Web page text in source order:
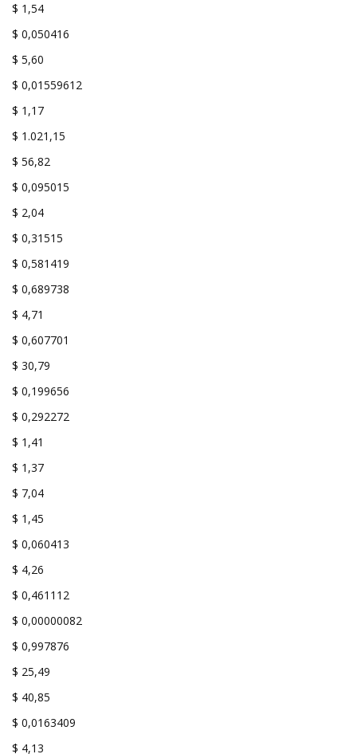
$ 1,54
$ 0,050416
$ 5,60
$ 0,01559612
$ 1,17
$ 1.021,15
$ 56,82
$ 0,095015
$ 2,04
$ 0,31515
$ 0,581419
$ 0,689738
$ 4,71
$ 0,607701
$ 30,79
$ 0,199656
$ 0,292272
$ 1,41
$ 1,37
$ 7,04
$ 1,45
$ 0,060413
$ 4,26
$ 0,461112
$ 0,00000082
$ 0,997876
$ 25,49
$ 40,85
$ 0,0163409
$ 4,13